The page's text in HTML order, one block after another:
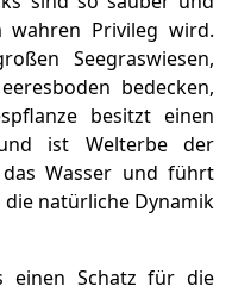
wahren Privileg wird.
Seegraswiesen,
bedecken,
besitzt einen
ist Welterbe der
das Wasser und führt
natürliche Dynamik
einen Schatz für die